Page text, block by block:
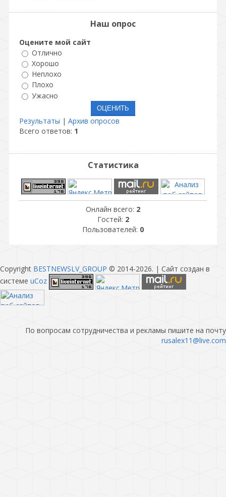
Наш опрос
Оцените мой сайт
Отлично
Хорошо
Неплохо
Плохо
Ужасно
Результаты | Архив опросов
Всего ответов: 1
Статистика
Онлайн всего: 2
Гостей: 2
Пользователей: 0
Copyright BESTNEWSLV_GROUP © 2014-2026. | Сайт создан в
системе uCoz
По вопросам сотрудничества и рекламы пишите на почту
rusalex11@live.com